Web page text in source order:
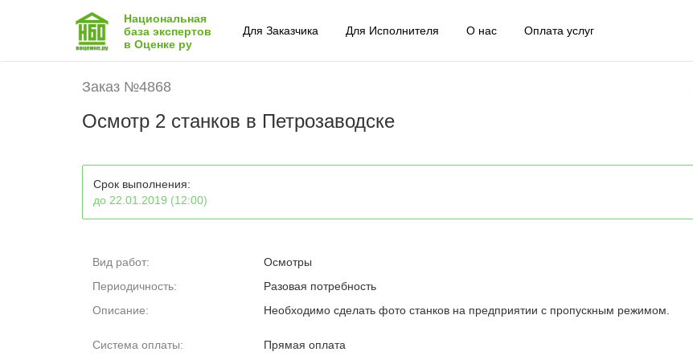
Национальная
база экспертов
в Оценке ру
Для Заказчика Для Исполнителя О нас Оплата услуг
Заказ №4868
Осмотр 2 станков в Петрозаводске
Срок выполнения:
до 22.01.2019 (12:00)
Вид работ:
Осмотры
Периодичность:
Разовая потребность
Описание:
Необходимо сделать фото станков на предприятии с пропускным режимом.
Система оплаты: Прямая оплата